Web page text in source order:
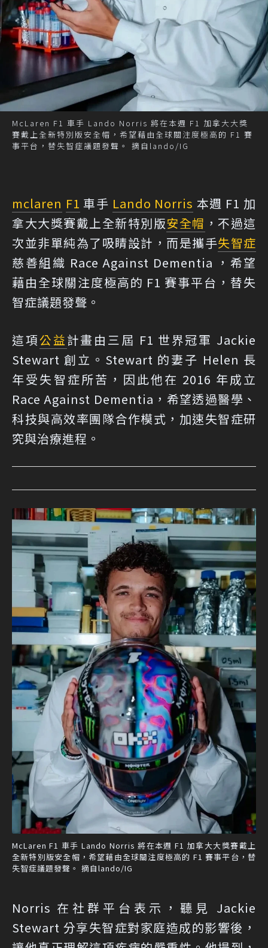
McLaren F1 車手 Lando Norris 將在本週 F1 加拿大大獎
賽戴上全新特別版安全帽，希望藉由全球關注度極高的 F1 賽
事平台，替失智症議題發聲。 摘自lando/IG
mclaren F1 車手 Lando Norris 本週 F1 加
拿大大獎賽戴上全新特別版安全帽 ，不過這
次並非單純為了吸睛設計，而是攜手失智症
慈善組織 Race Against Dementia ，希望
藉由全球關注度極高的 F1 賽事平台，替失
智症議題發聲。
這項公益計畫由三屆 F1 世界冠軍 Jackie
Stewart 創立。Stewart 的妻子 Helen 長
年受失智症所苦，因此他在 2016 年成立
Race Against Dementia，希望透過醫學、
科技與高效率團隊合作模式，加速失智症研
究與治療進程。
McLaren F1 車手 Lando Norris 將在本週 F1 加拿大大獎賽戴上
全新特別版安全帽，希望藉由全球關注度極高的 F1 賽事平台，替
失智症議題發聲。 摘自lando/IG
Norris 在社群平台表示，聽見 Jackie
Stewart 分享失智症對家庭造成的影響後，